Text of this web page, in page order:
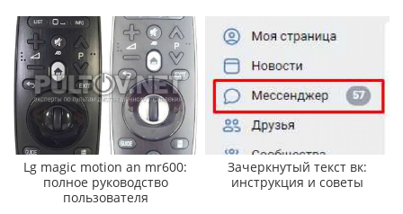
Lg magic motion an mr600:
полное руководство
пользователя
Зачеркнутый текст вк:
инструкция и советы